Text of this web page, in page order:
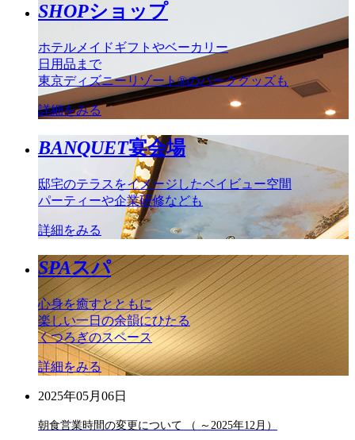
SHOPショップ
ホテルメイドギフトやベーカリー
日用品まで
東京ディズニーリゾート®のパークグッズも
詳細をみる
BANQUET宴会場
邸宅のテラスをイメージしたベイビュー空間
パーティーや企業研修なども
詳細をみる
SPAスパ
心身を癒すとともに
楽しい一日の余韻にひたる
くつろぎのスペース
詳細をみる
2025年05月06日
朝食営業時間の変更について （ ～2025年12月）